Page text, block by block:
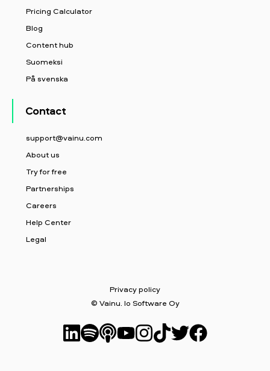
Pricing Calculator
Blog
Content hub
Suomeksi
På svenska
Contact
support@vainu.com
About us
Try for free
Partnerships
Careers
Help Center
Legal
Privacy policy
© Vainu. Io Software Oy